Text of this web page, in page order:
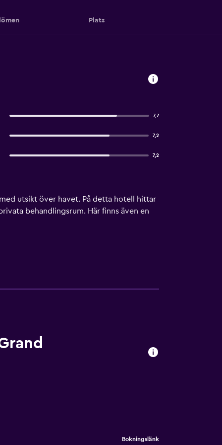
Plats
7,7
7,2
7,2
utsikt över havet. På detta hotell hittar
behandlingsrum. Här finns även en
Wi-Fi och gratis parkering på Grand
använda det 24-timmarsöppna
i Tanger. Du kan promenera till
Bokningslänk